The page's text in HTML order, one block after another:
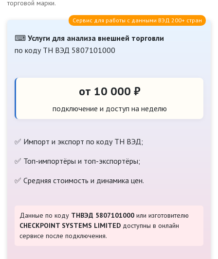
торговой марки.
⌨ Услуги для анализа внешней торговли
по коду ТН ВЭД 5807101000
Сервис для работы с данными ВЭД 200+ стран
от 10 000 ₽
подключение и доступ на неделю
✅ Импорт и экспорт по коду ТН ВЭД;
✅ Топ-импортёры и топ-экспортёры;
✅ Средняя стоимость и динамика цен.
Данные по коду ТНВЭД 5807101000 или изготовителю
CHECKPOINT SYSTEMS LIMITED доступны в онлайн
сервисе после подключения.